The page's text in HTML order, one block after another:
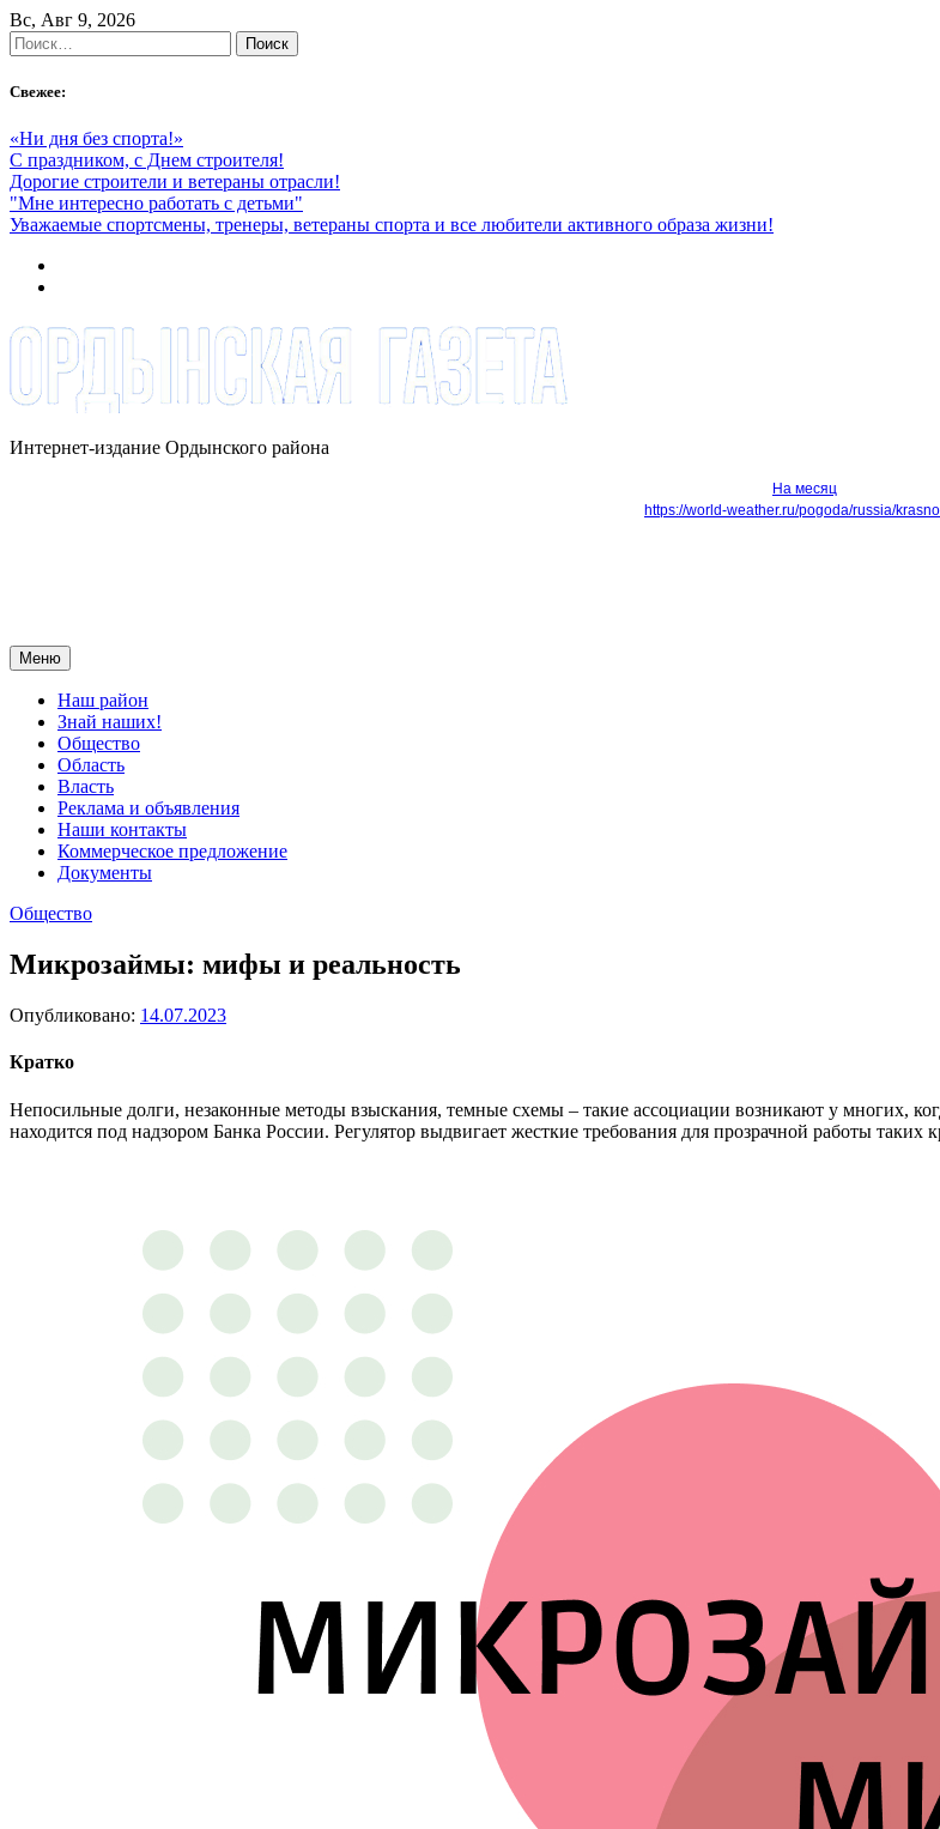
Skip
to
content
Вс, Авг 9, 2026
Найти:
Свежее:
«Ни дня без спорта!»
С праздником, с Днем строителя!
Дорогие строители и ветераны отрасли!
"Мне интересно работать с детьми"
Уважаемые спортсмены, тренеры, ветераны спорта и все любители активного образа жизни!
Интернет-издание Ордынского района
На месяц
https://world-weather.ru/pogoda/russia/
Меню
Наш район
Знай наших!
Общество
Область
Власть
Реклама и объявления
Наши контакты
Коммерческое предложение
Документы
Общество
Микрозаймы: мифы и реальность
Опубликовано: 14.07.2023
Кратко
Непосильные долги, незаконные методы взыскания, темные схемы – такие ассоциации возникают у
находится под надзором Банка России. Регулятор выдвигает жесткие требования для прозрачной работы